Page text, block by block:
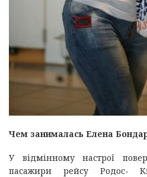
Чем занималась Елена
У відмінному настрої
пасажири рейсу Родос-